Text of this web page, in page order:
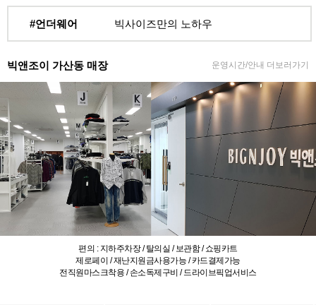
#언더웨어 빅사이즈만의 노하우
빅앤조이 가산동 매장 운영시간/안내 더보러가기
편의 : 지하주차장 / 탈의실 / 보관함 / 쇼핑카트
제로페이 / 재난지원금사용가능 / 카드결제가능
전직원마스크착용 / 손소독제구비 / 드라이브픽업서비스